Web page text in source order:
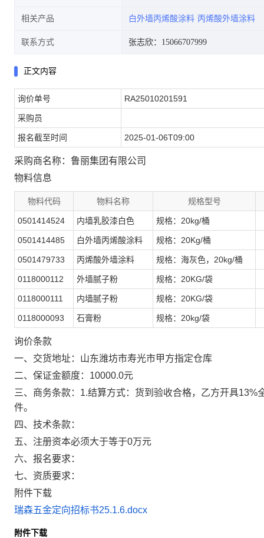
相关产品 白外墙丙烯酸涂料 丙烯酸外墙涂料
联系方式 张志欣：15066707999
正文内容
询价单号 RA25010201591
采购员
报名截至时间 2025-01-06T09:00
采购商名称：鲁丽集团有限公司
物料信息
物料代码 物料名称 规格型号
0501414524 内墙乳胶漆白色 规格：20kg/桶
0501414485 白外墙丙烯酸涂料 规格：20Kg/桶
0501479733 丙烯酸外墙涂料 规格：海灰色，20kg/桶
0118000112 外墙腻子粉 规格：20KG/袋
0118000111 内墙腻子粉 规格：20KG/袋
0118000093 石膏粉 规格：20kg/袋
询价条款
一、交货地址：山东潍坊市寿光市甲方指定仓库
二、保证金额度：10000.0元
三、商务条款：1.结算方式：货到验收合格，乙方开具
件。
四、技术条款：
五、注册资本必须大于等于0万元
六、报名要求：
七、资质要求：
附件下载
瑞森五金定向招标书25.1.6.docx
附件下载